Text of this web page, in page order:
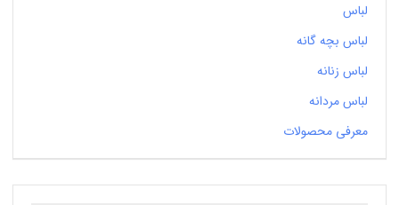
لباس
لباس بچه گانه
لباس زنانه
لباس مردانه
معرفی محصولات